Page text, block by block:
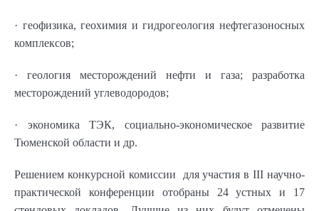
· геофизика, геохимия и гидрогеология нефтегазоносных
комплексов;
· геология месторождений нефти и газа; разработка
месторождений углеводородов;
· экономика ТЭК, социально-экономическое развитие
Тюменской области и др.
Решением конкурсной комиссии для участия в III научно-
практической конференции отобраны 24 устных и 17